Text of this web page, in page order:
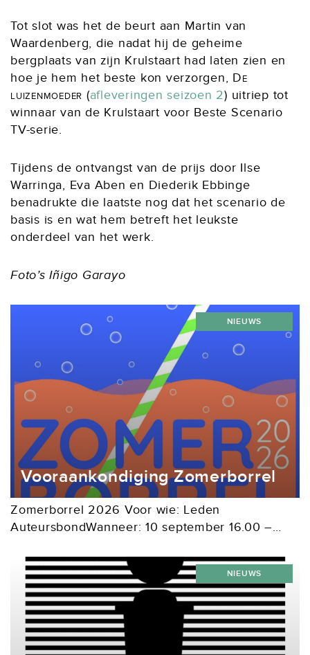
Tot slot was het de beurt aan Martin van
Waardenberg, die nadat hij de geheime
bergplaats van zijn Krulstaart had laten zien en
hoe je hem het beste kon verzorgen, De
luizenmoeder (afleveringen seizoen 2) uitriep tot
winnaar van de Krulstaart voor Beste Scenario
TV-serie.
Tijdens de ontvangst van de prijs door Ilse
Warringa, Eva Aben en Diederik Ebbinge
benadrukte die laatste nog dat het scenario de
basis is en wat hem betreft het leukste
onderdeel van het werk.
Foto’s Iñigo Garayo
Vooraankondiging Zomerborrel
Zomerborrel 2026 Voor wie: Leden
AuteursbondWanneer: 10 september 16.00 –
Lairessestraat 125 in Amsterdam
NIEUWS
NIEUWS